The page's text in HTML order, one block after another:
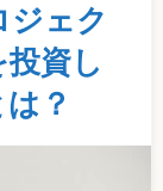
ジェク
資し
？